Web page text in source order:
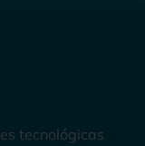
tecnológicas